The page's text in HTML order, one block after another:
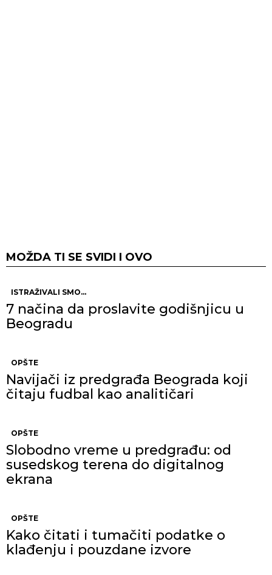
MOŽDA TI SE SVIDI I OVO
ISTRAŽIVALI SMO...
7 načina da proslavite godišnjicu u
Beogradu
OPŠTE
Navijači iz predgrađa Beograda koji
čitaju fudbal kao analitičari
OPŠTE
Slobodno vreme u predgrađu: od
susedskog terena do digitalnog
ekrana
OPŠTE
Kako čitati i tumačiti podatke o
klađenju i pouzdane izvore